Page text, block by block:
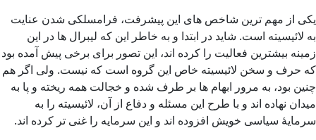
یکی از مهم ترین شاخص های این پیشرفت، فرامسلکی شدن عنایت
به لائیسیته است. شاید در ابتدا و به خاطر این که لیبرال ها در این
زمینه بیشترین فعالیت را کرده اند، این تصور برای برخی پیش آمده بود
که حرف و سخن لائیسیته خاص این گروه است که نیست. ولی اگر هم
چنین بود، به مرور ابهام ها بر طرف شده و خجالت همه ریخته و پا به
میدان نهاده اند و با طرح این مسئله و دفاع از آن، لائیسیته را به
سرمایۀ سیاسی خویش افزوده اند و این سرمایه را غنی تر کرده اند.